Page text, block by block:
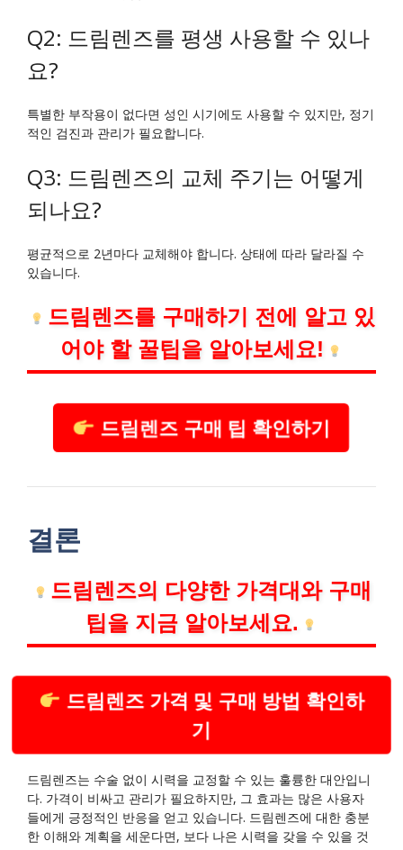
Q2: 드림렌즈를 평생 사용할 수 있나
요?
특별한 부작용이 없다면 성인 시기에도 사용할 수 있지만, 정기
적인 검진과 관리가 필요합니다.
Q3: 드림렌즈의 교체 주기는 어떻게
되나요?
평균적으로 2년마다 교체해야 합니다. 상태에 따라 달라질 수
있습니다.
드림렌즈를 구매하기 전에 알고 있
어야 할 꿀팁을 알아보세요!
드림렌즈 구매 팁 확인하기
결론
드림렌즈의 다양한 가격대와 구매
팁을 지금 알아보세요.
드림렌즈 가격 및 구매 방법 확인하
기
드림렌즈는 수술 없이 시력을 교정할 수 있는 훌륭한 대안입니
다. 가격이 비싸고 관리가 필요하지만, 그 효과는 많은 사용자
들에게 긍정적인 반응을 얻고 있습니다. 드림렌즈에 대한 충분
한 이해와 계획을 세운다면, 보다 나은 시력을 갖을 수 있을 것